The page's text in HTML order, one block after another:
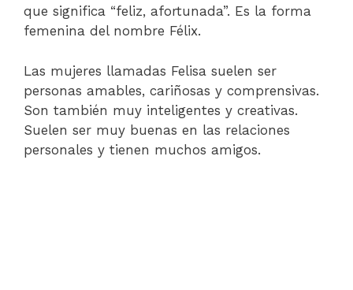
que significa “feliz, afortunada”. Es la forma
femenina del nombre Félix.
Las mujeres llamadas Felisa suelen ser
personas amables, cariñosas y comprensivas.
Son también muy inteligentes y creativas.
Suelen ser muy buenas en las relaciones
personales y tienen muchos amigos.